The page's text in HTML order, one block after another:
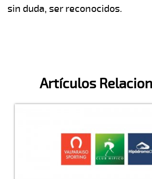
sin duda, ser reconocidos.
Artículos